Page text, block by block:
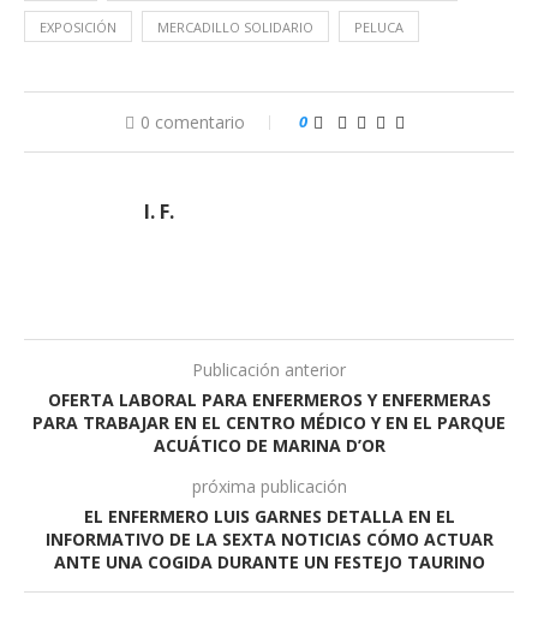
EXPOSICIÓN MERCADILLO SOLIDARIO PELUCA
0 comentario 0
I. F.
Publicación anterior
OFERTA LABORAL PARA ENFERMEROS Y ENFERMERAS
PARA TRABAJAR EN EL CENTRO MÉDICO Y EN EL PARQUE
ACUÁTICO DE MARINA D’OR
próxima publicación
EL ENFERMERO LUIS GARNES DETALLA EN EL
INFORMATIVO DE LA SEXTA NOTICIAS CÓMO ACTUAR
ANTE UNA COGIDA DURANTE UN FESTEJO TAURINO